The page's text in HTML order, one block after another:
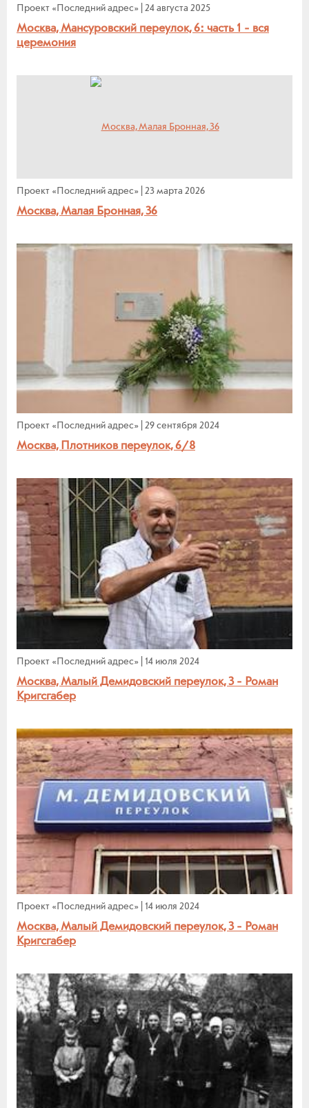
Проект «Последний адрес» 24 августа 2025
Москва, Мансуровский переулок, 6: часть 1 - вся
церемония
Проект «Последний адрес» 23 марта 2026
Москва, Малая Бронная, 36
Проект «Последний адрес» 29 сентября 2024
Москва, Плотников переулок, 6/8
Проект «Последний адрес» 14 июля 2024
Москва, Малый Демидовский переулок, 3 - Роман
Кригсгабер
Проект «Последний адрес» 14 июля 2024
Москва, Малый Демидовский переулок, 3 - Роман
Кригсгабер